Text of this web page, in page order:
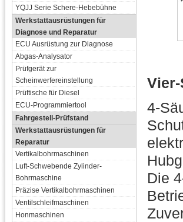
YQJJ Serie Schere-Hebebühne
Werkstattausrüstungen für
Diagnose und Reparatur
ECU Ausrüstung zur Diagnose
Abgas-Analysator
Prüfgerät zur
Scheinwerfereinstellung
Prüftische für Diesel
ECU-Programmiertool
Fahrgestell-Prüfstand
Werkstattausrüstungen für
Reparatur
Vertikalbohrmaschinen
Luft-Schwebende Zylinder-
Bohrmaschine
Präzise Vertikalbohrmaschinen
Ventilschleifmaschinen
Honmaschinen
Vier-
4-
Die